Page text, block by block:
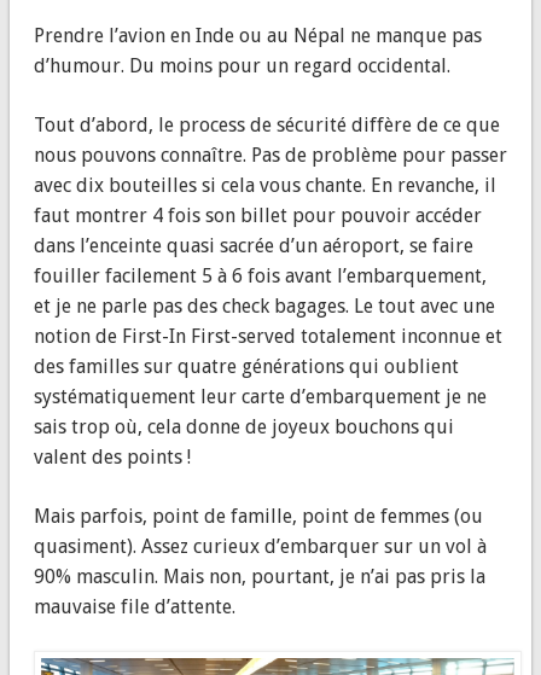
Prendre l’avion en Inde ou au Népal ne manque pas
d’humour. Du moins pour un regard occidental.
Tout d’abord, le process de sécurité diffère de ce que
nous pouvons connaître. Pas de problème pour passer
avec dix bouteilles si cela vous chante. En revanche, il
faut montrer 4 fois son billet pour pouvoir accéder
dans l’enceinte quasi sacrée d’un aéroport, se faire
fouiller facilement 5 à 6 fois avant l’embarquement,
et je ne parle pas des check bagages. Le tout avec une
notion de First-In First-served totalement inconnue et
des familles sur quatre générations qui oublient
systématiquement leur carte d’embarquement je ne
sais trop où, cela donne de joyeux bouchons qui
valent des points !
Mais parfois, point de famille, point de femmes (ou
quasiment). Assez curieux d’embarquer sur un vol à
90% masculin. Mais non, pourtant, je n’ai pas pris la
mauvaise file d’attente.